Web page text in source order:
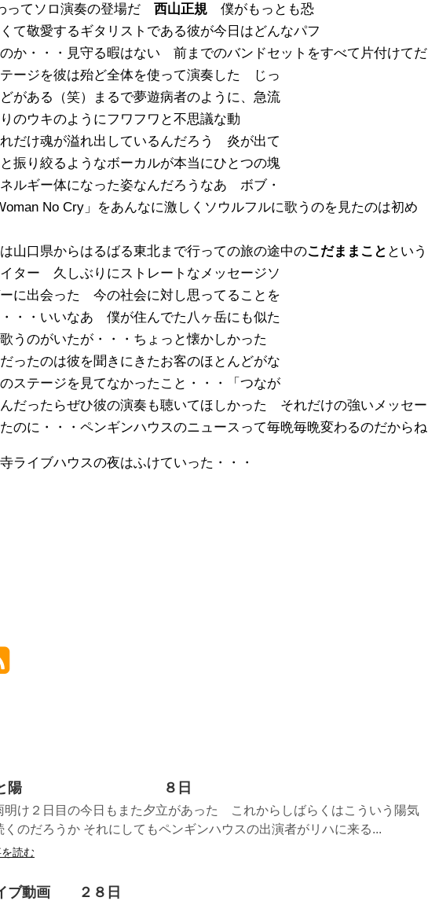
ってソロ演奏の登場だ 西山正規 僕がもっとも恐
て敬愛するギタリストである彼が今日はどんなパフ
か・・・見守る暇はない 前までのバンドセットをすべて片付けてだ
ージを彼は殆ど全体を使って演奏した じっ
がある（笑）まるで夢遊病者のように、急流
のウキのようにフワフワと不思議な動
だけ魂が溢れ出しているんだろう 炎が出て
振り絞るようなボーカルが本当にひとつの塊
ルギー体になった姿なんだろうなあ ボブ・
No Cry」をあんなに激しくソウルフルに歌うのを見たのは初め
山口県からはるばる東北まで行っての旅の途中のこだままこと と いう
ター 久しぶりにストレートなメッセージソ
に出会った 今の社会に対し思ってることを
・・いいなあ 僕が住んでた八ヶ岳にも似た
うのがいたが・・・ちょっと懐かしかった
ったのは彼を聞きにきたお客のほとんどがな
ステージを見てなかったこと・・・「つなが
だったらぜひ彼の演奏も聴いてほしかった それだけの強いメッセー
のに・・・ペンギンハウスのニュースって毎晩毎晩変わるのだからね
ライブハウスの夜はふけていった・・・
と陽 ８日
明け２日目の今日もまた夕立があった これからしばらくはこういう陽気
くのだろうか それにしてもペンギンハウスの出演者がリハに来る...
読む
ブ動画 ２８日